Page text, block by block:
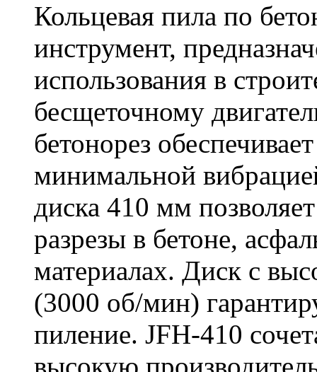
Кольцевая пила по
инструмент,
использования в
бесщеточному
бетонорез
минимальной
диска 410 мм
разрезы в бетоне,
материалах. Диск с
(3000 об/мин)
пиление. JFH-410